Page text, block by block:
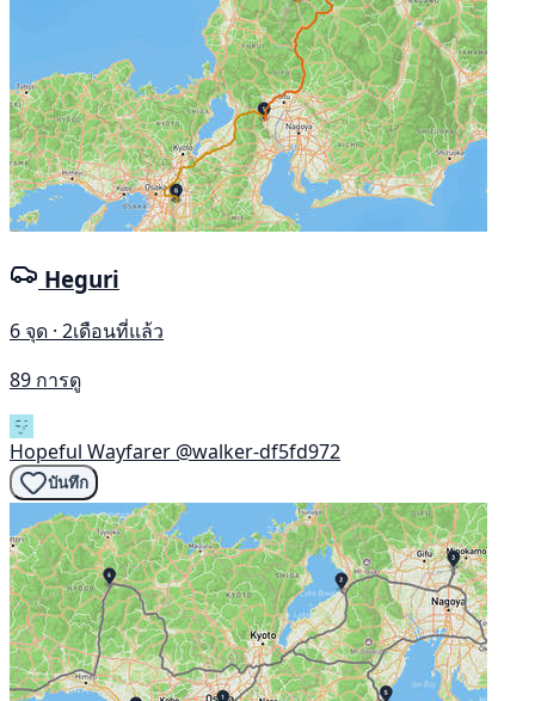
Heguri
6 จุด · 2เดือนที่แล้ว
89 การดู
Hopeful Wayfarer @walker-df5fd972
บันทึก